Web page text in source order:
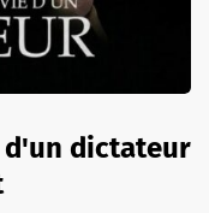
d'un dictateur